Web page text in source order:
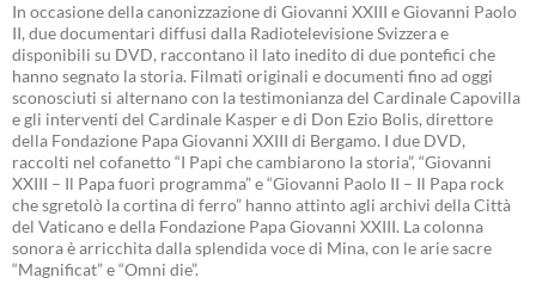
In occasione della canonizzazione di Giovanni XXIII e Giovanni Paolo
II, due documentari diffusi dalla Radiotelevisione Svizzera e
disponibili su DVD, raccontano il lato inedito di due pontefici che
hanno segnato la storia. Filmati originali e documenti fino ad oggi
sconosciuti si alternano con la testimonianza del Cardinale Capovilla
e gli interventi del Cardinale Kasper e di Don Ezio Bolis, direttore
della Fondazione Papa Giovanni XXIII di Bergamo. I due DVD,
raccolti nel cofanetto “I Papi che cambiarono la storia”, “Giovanni
XXIII – Il Papa fuori programma” e “Giovanni Paolo II – Il Papa rock
che sgretolò la cortina di ferro” hanno attinto agli archivi della Città
del Vaticano e della Fondazione Papa Giovanni XXIII. La colonna
sonora è arricchita dalla splendida voce di Mina, con le arie sacre
“Magnificat” e “Omni die”.